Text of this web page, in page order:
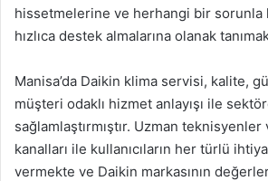
hissetmelerine ve herhangi bir sorunla
hızlıca destek almalarına olanak
Manisa’da Daikin klima servisi, kalite,
müşteri odaklı hizmet anlayışı ile
sağlamlaştırmıştır. Uzman
kanalları ile kullanıcıların her türlü
vermekte ve Daikin markasının